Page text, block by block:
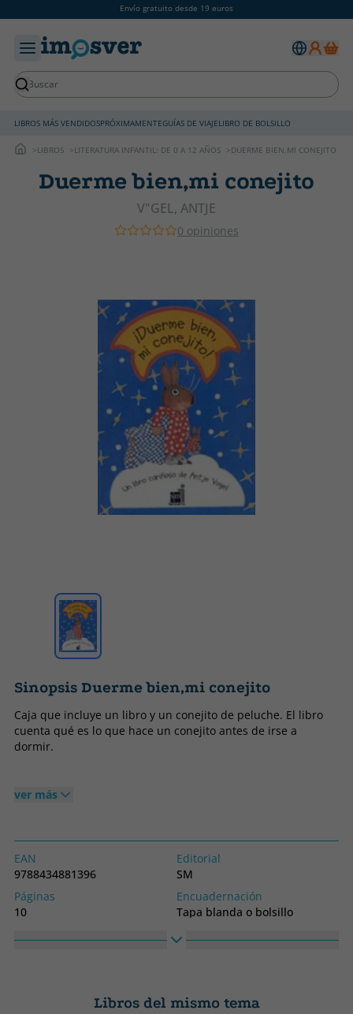
Envío gratuito desde 19 euros
LIBROS MÁS VENDIDOSPRÓXIMAMENTEGUÍAS DE VIAJELIBRO DE BOLSILLO
LIBROS LITERATURA INFANTIL: DE 0 A 12 AÑOS DUERME BIEN,MI CONEJITO
Duerme bien,mi conejito
V"GEL, ANTJE
0 opiniones
Sinopsis Duerme bien,mi conejito
Caja que incluye un libro y un conejito de peluche. El libro
cuenta qué es lo que hace un conejito antes de irse a
dormir.
ver más
EAN
9788434881396
Editorial
SM
Páginas
10
Encuadernación
Tapa blanda o bolsillo
Libros del mismo tema